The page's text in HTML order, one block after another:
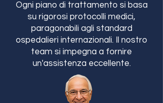
Ogni piano di trattamento si basa
su rigorosi protocolli medici,
paragonabili agli standard
ospedalieri internazionali. Il nostro
team si impegna a fornire
un'assistenza eccellente.